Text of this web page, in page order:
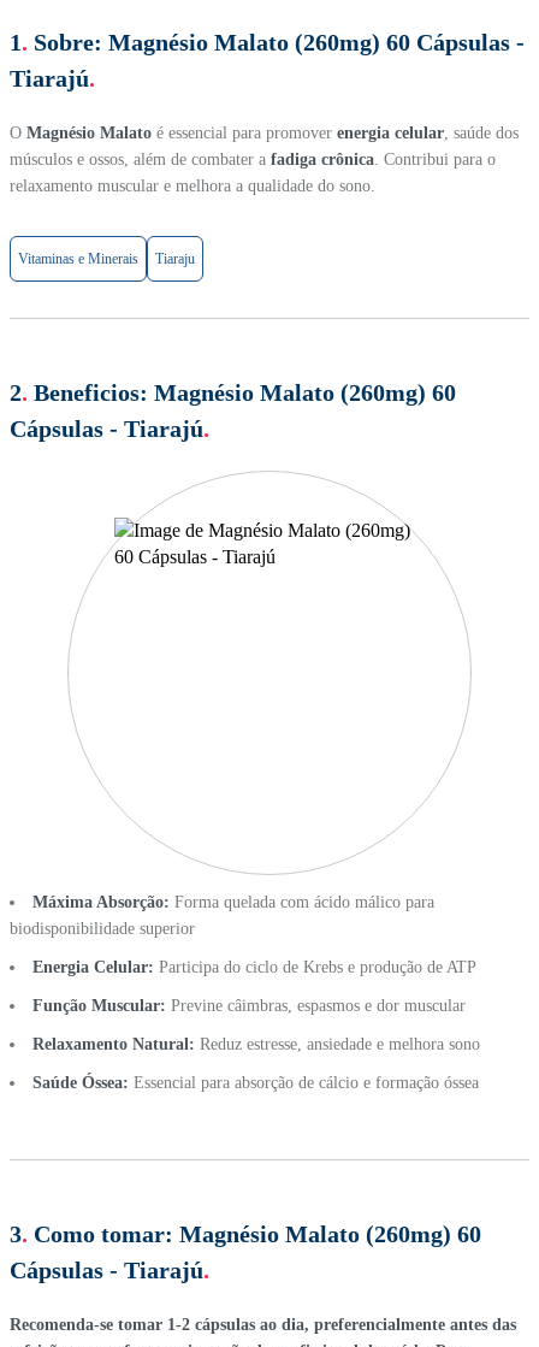
1. Sobre: Magnésio Malato (260mg) 60 Cápsulas -
Tiarajú.
O Magnésio Malato é essencial para promover energia celular , saúde dos
músculos e ossos, além de combater a fadiga crônica . Contribui para o
relaxamento muscular e melhora a qualidade do sono.
Vitaminas e Minerais Tiaraju
2. Beneficios: Magnésio Malato (260mg) 60
Cápsulas - Tiarajú.
Máxima Absorção: Forma quelada com ácido málico para
biodisponibilidade superior
Energia Celular: Participa do ciclo de Krebs e produção de ATP
Função Muscular: Previne câimbras, espasmos e dor muscular
Relaxamento Natural: Reduz estresse, ansiedade e melhora sono
Saúde Óssea: Essencial para absorção de cálcio e formação óssea
3. Como tomar: Magnésio Malato (260mg) 60
Cápsulas - Tiarajú.
Recomenda-se tomar 1-2 cápsulas ao dia, preferencialmente antes das